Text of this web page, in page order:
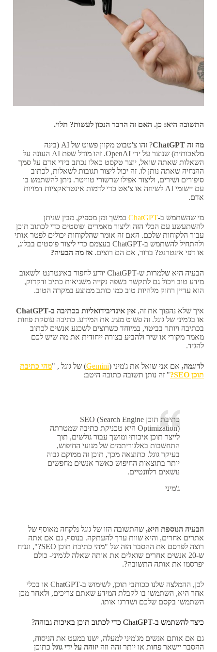
התשובה היא: כן. האם זה הדבר הנכון לעשות? תלוי.
מה זה ChatGPT
? זהו צ'טבוט מקוון פשוט של AI (בינה
מלאכותית) שנוצר על ידי OpenAI. זהו מודל שפת AI העונה על
השאלות שאתה שואל, יוצר טקסט כאלו נכתב בידי אדם על סמך
ההנחיה שאתה נותן לו. זה יכול ליצור תגובות לשאלות, לכתוב
סיפורים ושירים, וליצור אפילו שרשורי טוויטר. ניתן להשתמש בו
עם יישומי AI לשיחה או צ'אט כדי לדמות אינטראקציות דמויות
אדם.
מי שהשתמש ב-ChatGPTבמשך זמן מספיק, מבין שניתן
להשתעשע עם הכלי הזה וליצור מאמרים ופוסטים כדי לכתוב תוכן
עבור הלקוחות שלכם. האם זה אומר שהלקוחות יכולים לפטר אותי
ולהתחיל להשתמש ב-ChatGPT בעצמם כדי ליצור פוסטים בבלוג,
או דפי אינטרנט? ברור, אם הם רוצים. אז מה הבעיה?
הבעיה היא שלמרות ש-ChatGPT יודע לחפור באינטרנט ולשאוב
מידע טוב ויכול גם לתקשר בשפה נקייה משגיאות כתיב ודקדוק,
הוא עדיין רחוק מלהיות טוב כמו כותב ממוצע במקרה הטוב.
איך שלא נהפוך את זה, אין אינדיבידואליות בכתיבה ב-ChatGPT
או בג'מיני של גוגל. זה פשוט מציג את המידע. כתיבה עוסקת פחות
בכתיבה ויותר בביטוי, במיוחד כשרוצים לשכנע אנשים לכתוב
מאמר מקורי או שיר ולהביע בצורה ייחודית את מה שיש לכם
להגיד.
לדוגמה,אם אני שואל את ג'מיני (Gemini) של גוגל , "מהי כתיבת
תוכן SEO?
" זה נותן תשובה כתובה היטב:
כתיבת תוכן SEO (Search Engine
Optimization) היא טכניקת כתיבה שמטרתה
לייצר תוכן איכותי ומושך עבור גולשים, תוך
התחשבות באלגוריתמים של מנועי החיפוש,
בעיקר גוגל. כתוצאה מכך, תוכן זה ממוקם גבוה
יותר בתוצאות החיפוש כאשר אנשים מחפשים
נושאים רלוונטיים.
ג'מיני
הבעיה הנוספת היא,שהתשובה הזו של גוגל נלקחה מאוסף של
אתרים אחרים, והיא שוות ערך להעתקה. בנוסף, גם אם אתה
רוצה לפרסם את ההסבר הזה של "מהי כתיבת תוכן SEO?", ונניח
ש-20 אנשים אחרים שואלים את אותה שאלה לג'מיני- כולם
יפרסמו את אותה התשובה?.
לכן, ההמלצה שלנו ככותבי תוכן, לשימוש ב-ChatGPT או בכלי
אחר היא, השתמשו בו לקבלת המידע שאתם צריכים, ולאחר מכן
השתמשו בקסם שלכם ושדרגו אותו.
כיצד להשתמש ב-ChatGPT כדי לכתוב תוכן באיכות גבוהה?
גם אם אותם אנשים מג'מיני למעלה, ישנו במעט את הניסוח,
ההסבר יישאר פחות או יותר זהה וזה יזוהה על ידי גוגלכתוכן